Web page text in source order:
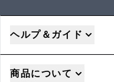
ヘルプ＆ガイド
商品について